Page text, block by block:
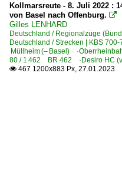
Kollmarsreute - 8. Juli 2022 :
von Basel nach Offenburg. 
Gilles LENHARD
Deutschland / Regionalzüge
Deutschland / Strecken | KBS
Müllheim (– Basel)
80 / 1 462 BR 462 ·Desiro HC
 467 1200x883 Px, 27.01.2023